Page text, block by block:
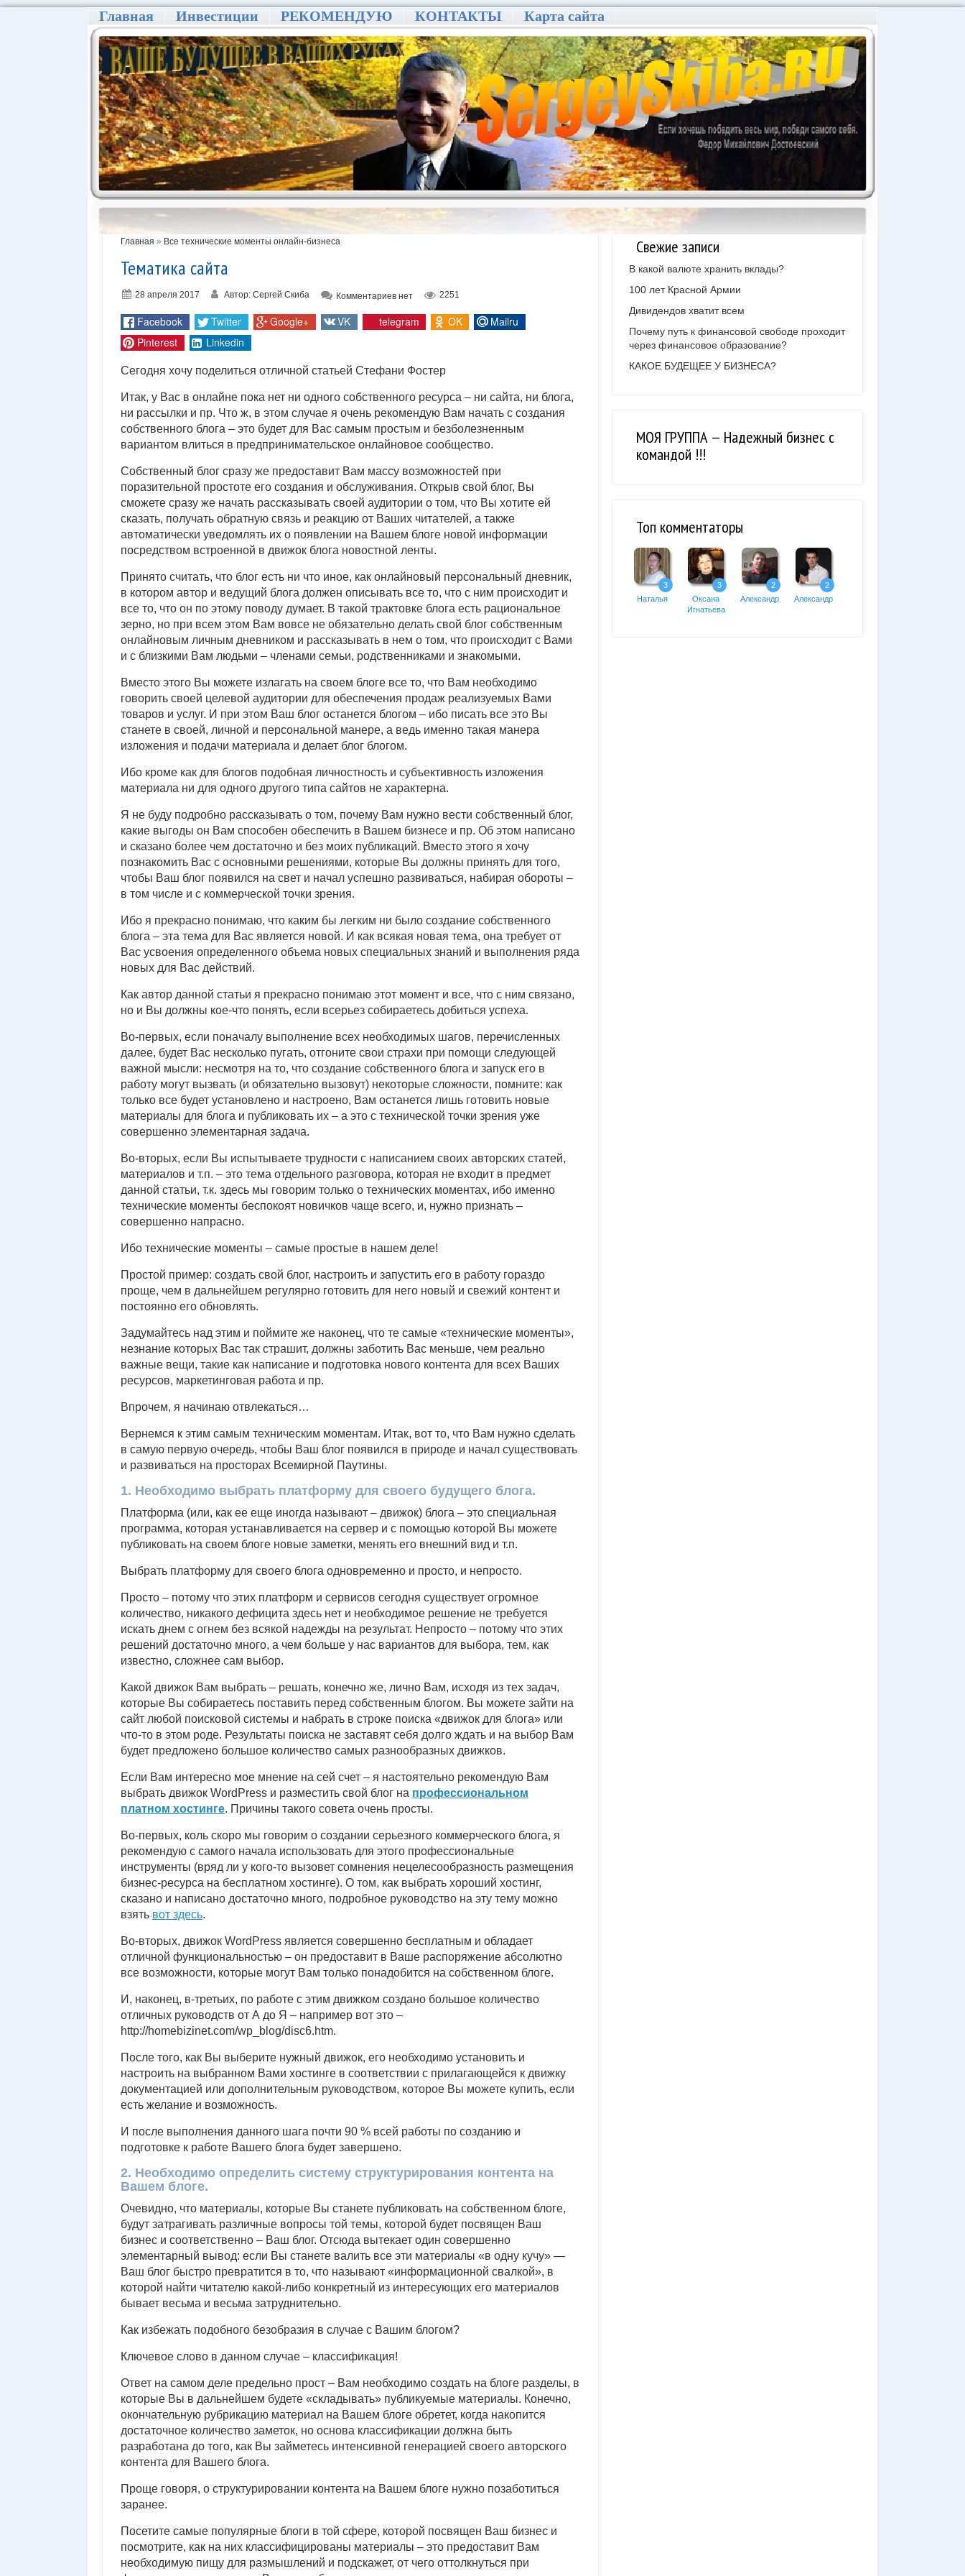
Главная Инвестиции РЕКОМЕНДУЮ КОНТАКТЫ Карта сайта
Главная » Все технические моменты онлайн-бизнеса
Тематика сайта
28 апреля 2017 Автор: Сергей Скиба Комментариев нет 2251
Facebook Twitter Google+ VK telegram OK
Mailru
Pinterest
Linkedin
Сегодня хочу поделиться отличной статьей Стефани Фостер
Итак, у Вас в онлайне пока нет ни одного собственного ресурса – ни сайта, ни блога,
ни рассылки и пр. Что ж, в этом случае я очень рекомендую Вам начать с создания
собственного блога – это будет для Вас самым простым и безболезненным
вариантом влиться в предпринимательское онлайновое сообщество.
Собственный блог сразу же предоставит Вам массу возможностей при
поразительной простоте его создания и обслуживания. Открыв свой блог, Вы
сможете сразу же начать рассказывать своей аудитории о том, что Вы хотите ей
сказать, получать обратную связь и реакцию от Ваших читателей, а также
автоматически уведомлять их о появлении на Вашем блоге новой информации
посредством встроенной в движок блога новостной ленты.
Принято считать, что блог есть ни что иное, как онлайновый персональный дневник,
в котором автор и ведущий блога должен описывать все то, что с ним происходит и
все то, что он по этому поводу думает. В такой трактовке блога есть рациональное
зерно, но при всем этом Вам вовсе не обязательно делать свой блог собственным
онлайновым личным дневником и рассказывать в нем о том, что происходит с Вами
и с близкими Вам людьми – членами семьи, родственниками и знакомыми.
Вместо этого Вы можете излагать на своем блоге все то, что Вам необходимо
говорить своей целевой аудитории для обеспечения продаж реализуемых Вами
товаров и услуг. И при этом Ваш блог останется блогом – ибо писать все это Вы
станете в своей, личной и персональной манере, а ведь именно такая манера
изложения и подачи материала и делает блог блогом.
Ибо кроме как для блогов подобная личностность и субъективность изложения
материала ни для одного другого типа сайтов не характерна.
Я не буду подробно рассказывать о том, почему Вам нужно вести собственный блог,
какие выгоды он Вам способен обеспечить в Вашем бизнесе и пр. Об этом написано
и сказано более чем достаточно и без моих публикаций. Вместо этого я хочу
познакомить Вас с основными решениями, которые Вы должны принять для того,
чтобы Ваш блог появился на свет и начал успешно развиваться, набирая обороты –
в том числе и с коммерческой точки зрения.
Ибо я прекрасно понимаю, что каким бы легким ни было создание собственного
блога – эта тема для Вас является новой. И как всякая новая тема, она требует от
Вас усвоения определенного объема новых специальных знаний и выполнения ряда
новых для Вас действий.
Как автор данной статьи я прекрасно понимаю этот момент и все, что с ним связано,
но и Вы должны кое-что понять, если всерьез собираетесь добиться успеха.
Во-первых, если поначалу выполнение всех необходимых шагов, перечисленных
далее, будет Вас несколько пугать, отгоните свои страхи при помощи следующей
важной мысли: несмотря на то, что создание собственного блога и запуск его в
работу могут вызвать (и обязательно вызовут) некоторые сложности, помните: как
только все будет установлено и настроено, Вам останется лишь готовить новые
материалы для блога и публиковать их – а это с технической точки зрения уже
совершенно элементарная задача.
Во-вторых, если Вы испытываете трудности с написанием своих авторских статей,
материалов и т.п. – это тема отдельного разговора, которая не входит в предмет
данной статьи, т.к. здесь мы говорим только о технических моментах, ибо именно
технические моменты беспокоят новичков чаще всего, и, нужно признать –
совершенно напрасно.
Ибо технические моменты – самые простые в нашем деле!
Простой пример: создать свой блог, настроить и запустить его в работу гораздо
проще, чем в дальнейшем регулярно готовить для него новый и свежий контент и
постоянно его обновлять.
Задумайтесь над этим и поймите же наконец, что те самые «технические моменты»,
незнание которых Вас так страшит, должны заботить Вас меньше, чем реально
важные вещи, такие как написание и подготовка нового контента для всех Ваших
ресурсов, маркетинговая работа и пр.
Впрочем, я начинаю отвлекаться…
Вернемся к этим самым техническим моментам. Итак, вот то, что Вам нужно сделать
в самую первую очередь, чтобы Ваш блог появился в природе и начал существовать
и развиваться на просторах Всемирной Паутины.
1. Необходимо выбрать платформу для своего будущего блога.
Платформа (или, как ее еще иногда называют – движок) блога – это специальная
программа, которая устанавливается на сервер и с помощью которой Вы можете
публиковать на своем блоге новые заметки, менять его внешний вид и т.п.
Выбрать платформу для своего блога одновременно и просто, и непросто.
Просто – потому что этих платформ и сервисов сегодня существует огромное
количество, никакого дефицита здесь нет и необходимое решение не требуется
искать днем с огнем без всякой надежды на результат. Непросто – потому что этих
решений достаточно много, а чем больше у нас вариантов для выбора, тем, как
известно, сложнее сам выбор.
Какой движок Вам выбрать – решать, конечно же, лично Вам, исходя из тех задач,
которые Вы собираетесь поставить перед собственным блогом. Вы можете зайти на
сайт любой поисковой системы и набрать в строке поиска «движок для блога» или
что-то в этом роде. Результаты поиска не заставят себя долго ждать и на выбор Вам
будет предложено большое количество самых разнообразных движков.
Если Вам интересно мое мнение на сей счет – я настоятельно рекомендую Вам
выбрать движок WordPress и разместить свой блог на профессиональном
платном хостинге. Причины такого совета очень просты.
Во-первых, коль скоро мы говорим о создании серьезного коммерческого блога, я
рекомендую с самого начала использовать для этого профессиональные
инструменты (вряд ли у кого-то вызовет сомнения нецелесообразность размещения
бизнес-ресурса на бесплатном хостинге). О том, как выбрать хороший хостинг,
сказано и написано достаточно много, подробное руководство на эту тему можно
взять вот здесь.
Во-вторых, движок WordPress является совершенно бесплатным и обладает
отличной функциональностью – он предоставит в Ваше распоряжение абсолютно
все возможности, которые могут Вам только понадобится на собственном блоге.
И, наконец, в-третьих, по работе с этим движком создано большое количество
отличных руководств от А до Я – например вот это –
http://homebizinet.com/wp_blog/disc6.htm.
После того, как Вы выберите нужный движок, его необходимо установить и
настроить на выбранном Вами хостинге в соответствии с прилагающейся к движку
документацией или дополнительным руководством, которое Вы можете купить, если
есть желание и возможность.
И после выполнения данного шага почти 90 % всей работы по созданию и
подготовке к работе Вашего блога будет завершено.
2. Необходимо определить систему структурирования контента на
Вашем блоге.
Очевидно, что материалы, которые Вы станете публиковать на собственном блоге,
будут затрагивать различные вопросы той темы, которой будет посвящен Ваш
бизнес и соответственно – Ваш блог. Отсюда вытекает один совершенно
элементарный вывод: если Вы станете валить все эти материалы «в одну кучу» —
Ваш блог быстро превратится в то, что называют «информационной свалкой», в
которой найти читателю какой-либо конкретный из интересующих его материалов
бывает весьма и весьма затруднительно.
Как избежать подобного безобразия в случае с Вашим блогом?
Ключевое слово в данном случае – классификация!
Ответ на самом деле предельно прост – Вам необходимо создать на блоге разделы, в
которые Вы в дальнейшем будете «складывать» публикуемые материалы. Конечно,
окончательную рубрикацию материал на Вашем блоге обретет, когда накопится
достаточное количество заметок, но основа классификации должна быть
разработана до того, как Вы займетесь интенсивной генерацией своего авторского
контента для Вашего блога.
Проще говоря, о структурировании контента на Вашем блоге нужно позаботиться
заранее.
Посетите самые популярные блоги в той сфере, которой посвящен Ваш бизнес и
посмотрите, как на них классифицированы материалы – это предоставит Вам
необходимую пищу для размышлений и подскажет, от чего оттолкнуться при
Свежие записи
В какой валюте хранить вклады?
100 лет Красной Армии
Дивидендов хватит всем
Почему путь к финансовой свободе проходит
через финансовое образование?
КАКОЕ БУДЕЩЕЕ У БИЗНЕСА?
МОЯ ГРУППА — Надежный бизнес с
командой !!!
Топ комментаторы
Наталья
3
Оксана
Игнатьева
3
Александр
2
Александр
2